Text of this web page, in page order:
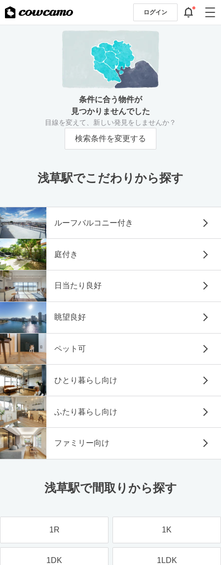
ログイン
条件に合う物件が
見つかりませんでした
目線を変えて、新しい発見をしませんか？
検索条件を変更する
浅草駅でこだわりから探す
ルーフバルコニー付き
庭付き
日当たり良好
眺望良好
ペット可
ひとり暮らし向け
ふたり暮らし向け
ファミリー向け
浅草駅で間取りから探す
1R 1K
1DK 1LDK